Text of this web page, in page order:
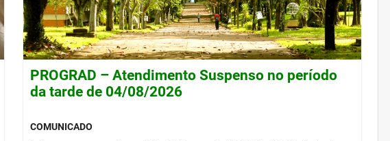
PROGRAD – Atendimento Suspenso no período
da tarde de 04/08/2026
COMUNICADO